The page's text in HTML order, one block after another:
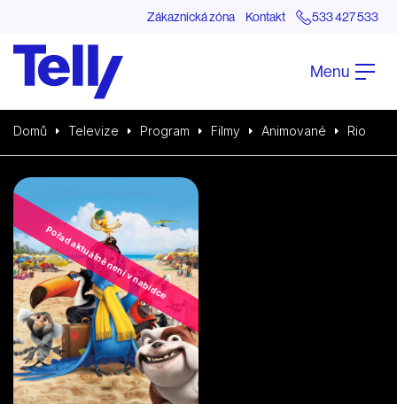
Zákaznická zóna Kontakt 533 427 533
Menu
Domů Televize Program Filmy Animované Rio
Pořad aktuálně není v nabídce